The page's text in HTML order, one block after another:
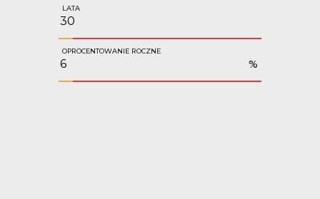
LATA
OPROCENTOWANIE ROCZNE
%